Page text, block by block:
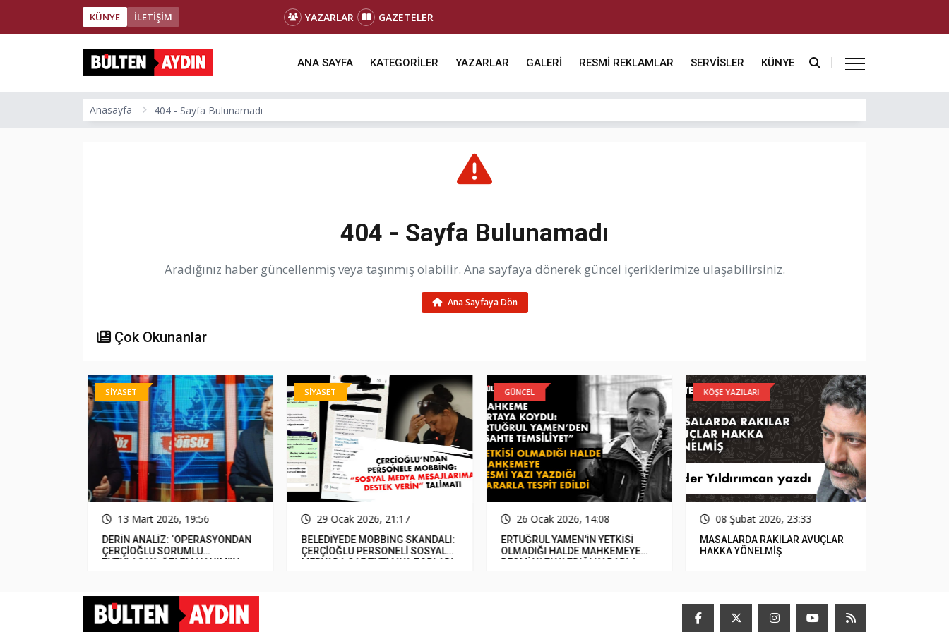
KÜNYE İLETİŞİM YAZARLAR GAZETELER
ANA SAYFA KATEGORİLER YAZARLAR GALERİ RESMİ REKLAMLAR SERVİSLER KÜNYE
Anasayfa 404 - Sayfa Bulunamadı
404 - Sayfa Bulunamadı
Aradığınız haber güncellenmiş veya taşınmış olabilir. Ana sayfaya dönerek güncel içeriklerimize ulaşabilirsiniz.
Ana Sayfaya Dön
Çok Okunanlar
SİYASET
13 Mart 2026, 19:56
DERİN ANALİZ: ‘OPERASYONDAN
ÇERÇİOĞLU SORUMLU
TUTULACAK. ÖZLEM HANIM’IN
SİYASET
29 Ocak 2026, 21:17
BELEDİYEDE MOBBİNG SKANDALI:
ÇERÇİOĞLU PERSONELİ SOSYAL
MEDYADA SAF TUTMAYA ZORLADI
GÜNCEL
26 Ocak 2026, 14:08
ERTUĞRUL YAMEN'İN YETKİSİ
OLMADIĞI HALDE MAHKEMEYE
RESMİ YAZI YAZDIĞI KARARLA
KÖŞE YAZILARI
08 Şubat 2026, 23:33
MASALARDA RAKILAR AVUÇLAR
HAKKA YÖNELMİŞ